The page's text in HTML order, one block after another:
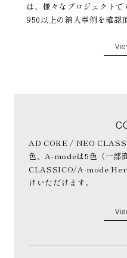
は、様々なプロジェクト
950以上の納入事例を確認
AD CORE / NEO
色、A-modeは5色（一部
CLASSICO/A-mode
けいただけます。